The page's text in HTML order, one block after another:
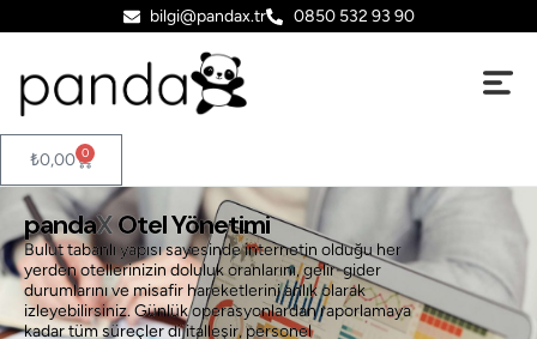
bilgi@pandax.tr 0850 532 93 90
₺0,00 0
Bulut tabanlı yapısı sayesinde internetin olduğu her
yerden otellerinizin doluluk oranlarını, gelir-gider
durumlarını ve misafir hareketlerini anlık olarak
izleyebilirsiniz. Günlük operasyonlardan raporlamaya
kadar tüm süreçler dijitalleşir, personel
pandaXOtel Yönetimi